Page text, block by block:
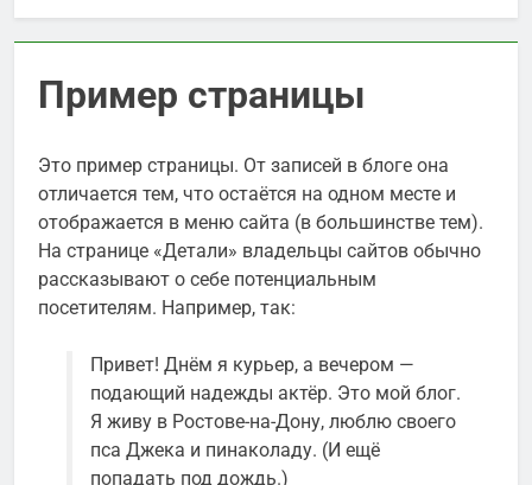
Пример страницы
Это пример страницы. От записей в блоге она
отличается тем, что остаётся на одном месте и
отображается в меню сайта (в большинстве тем).
На странице «Детали» владельцы сайтов обычно
рассказывают о себе потенциальным
посетителям. Например, так:
Привет! Днём я курьер, а вечером —
подающий надежды актёр. Это мой блог.
Я живу в Ростове-на-Дону, люблю своего
пса Джека и пинаколаду. (И ещё
попадать под дождь.)